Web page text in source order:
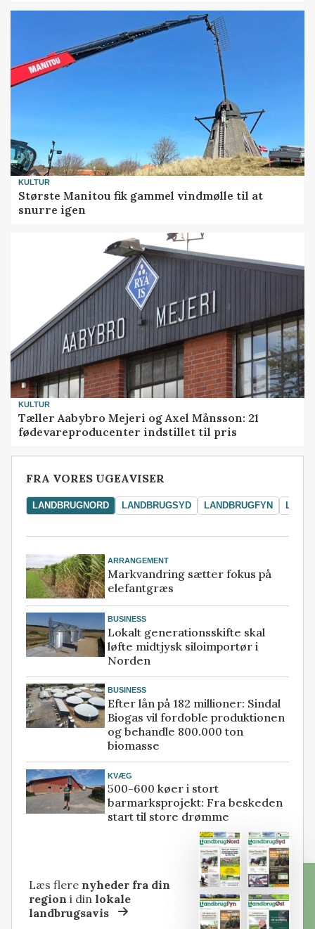
KULTUR
Største Manitou fik gammel vindmølle til at
snurre igen
KULTUR
Tæller Aabybro Mejeri og Axel Månsson: 21
fødevareproducenter indstillet til pris
FRA VORES UGEAVISER
LANDBRUGNORD LANDBRUGSYD LANDBRUGFYN
ARRANGEMENT
Markvandring sætter fokus på
elefantgræs
BUSINESS
Lokalt generationsskifte skal
løfte midtjysk siloimportør i
Norden
BUSINESS
Efter lån på 182 millioner: Sindal
Biogas vil fordoble produktionen
og behandle 800.000 ton
biomasse
KVÆG
500-600 køer i stort
barmarksprojekt: Fra beskeden
start til store drømme
Læs flere nyheder fra din
region i dinlokale
landbrugsavis